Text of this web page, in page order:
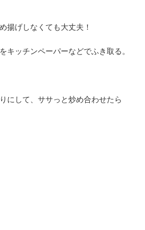
揚げしなくても大丈夫！
キッチンペーパーなどでふき取る。
にして、ササっと炒め合わせたら